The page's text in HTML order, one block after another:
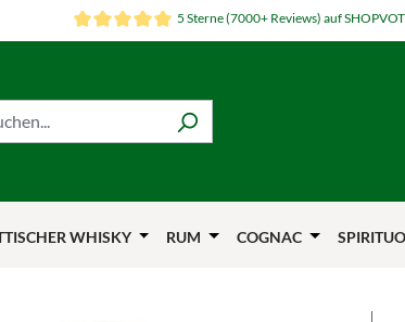
5 Sterne (7000+ Reviews) auf
WHISKY RUM COGNAC